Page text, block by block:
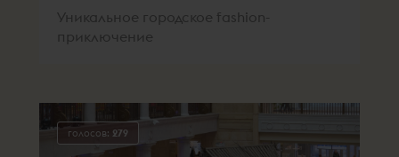
Уникальное городское fashion-
приключение
голосов: 279